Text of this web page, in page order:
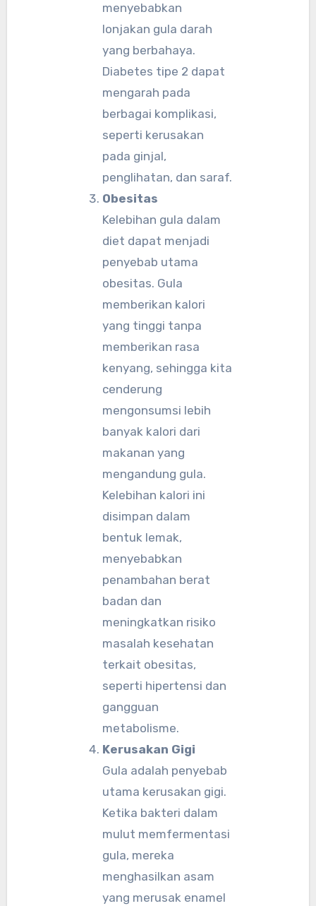
menyebabkan
lonjakan gula darah
yang berbahaya.
Diabetes tipe 2 dapat
mengarah pada
berbagai komplikasi,
seperti kerusakan
pada ginjal,
penglihatan, dan saraf.
Obesitas
Kelebihan gula dalam
diet dapat menjadi
penyebab utama
obesitas. Gula
memberikan kalori
yang tinggi tanpa
memberikan rasa
kenyang, sehingga kita
cenderung
mengonsumsi lebih
banyak kalori dari
makanan yang
mengandung gula.
Kelebihan kalori ini
disimpan dalam
bentuk lemak,
menyebabkan
penambahan berat
badan dan
meningkatkan risiko
masalah kesehatan
terkait obesitas,
seperti hipertensi dan
gangguan
metabolisme.
Kerusakan Gigi
Gula adalah penyebab
utama kerusakan gigi.
Ketika bakteri dalam
mulut memfermentasi
gula, mereka
menghasilkan asam
yang merusak enamel